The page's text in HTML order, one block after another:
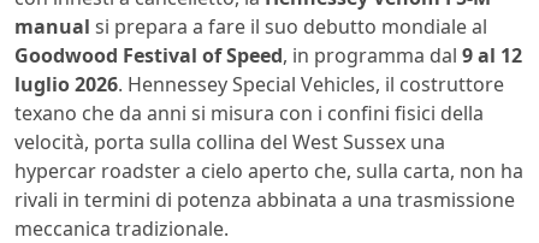
manual si prepara a fare il suo debutto mondiale al
Goodwood Festival of Speed, in programma dal 9 al 12
luglio 2026. Hennessey Special Vehicles, il costruttore
texano che da anni si misura con i confini fisici della
velocità, porta sulla collina del West Sussex una
hypercar roadster a cielo aperto che, sulla carta, non ha
rivali in termini di potenza abbinata a una trasmissione
meccanica tradizionale.